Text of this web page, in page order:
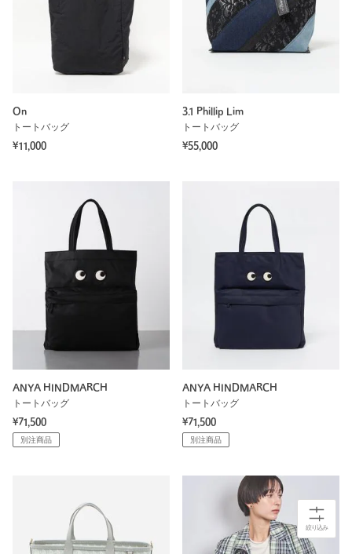
On
トートバッグ
¥11,000
3.1 Phillip Lim
トートバッグ
¥55,000
ANYA HINDMARCH
トートバッグ
¥71,500
別注商品
ANYA HINDMARCH
トートバッグ
¥71,500
別注商品
絞り込み